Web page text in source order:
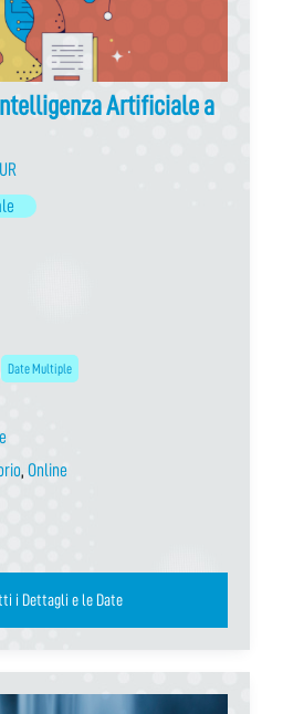
Artificiale a
Date Multiple
, Online
i Dettagli e le Date